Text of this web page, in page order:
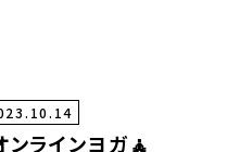
ンラインヨガ🧘